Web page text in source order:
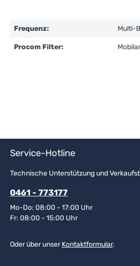
Frequenz: Multi-
Procom Filter:
Service-Hotline
Technische Unterstützung und
0461 - 773177
Mo-Do: 08:00 - 17:00 Uhr
Fr: 08:00 - 15:00 Uhr
Oder über unserKontaktformular.